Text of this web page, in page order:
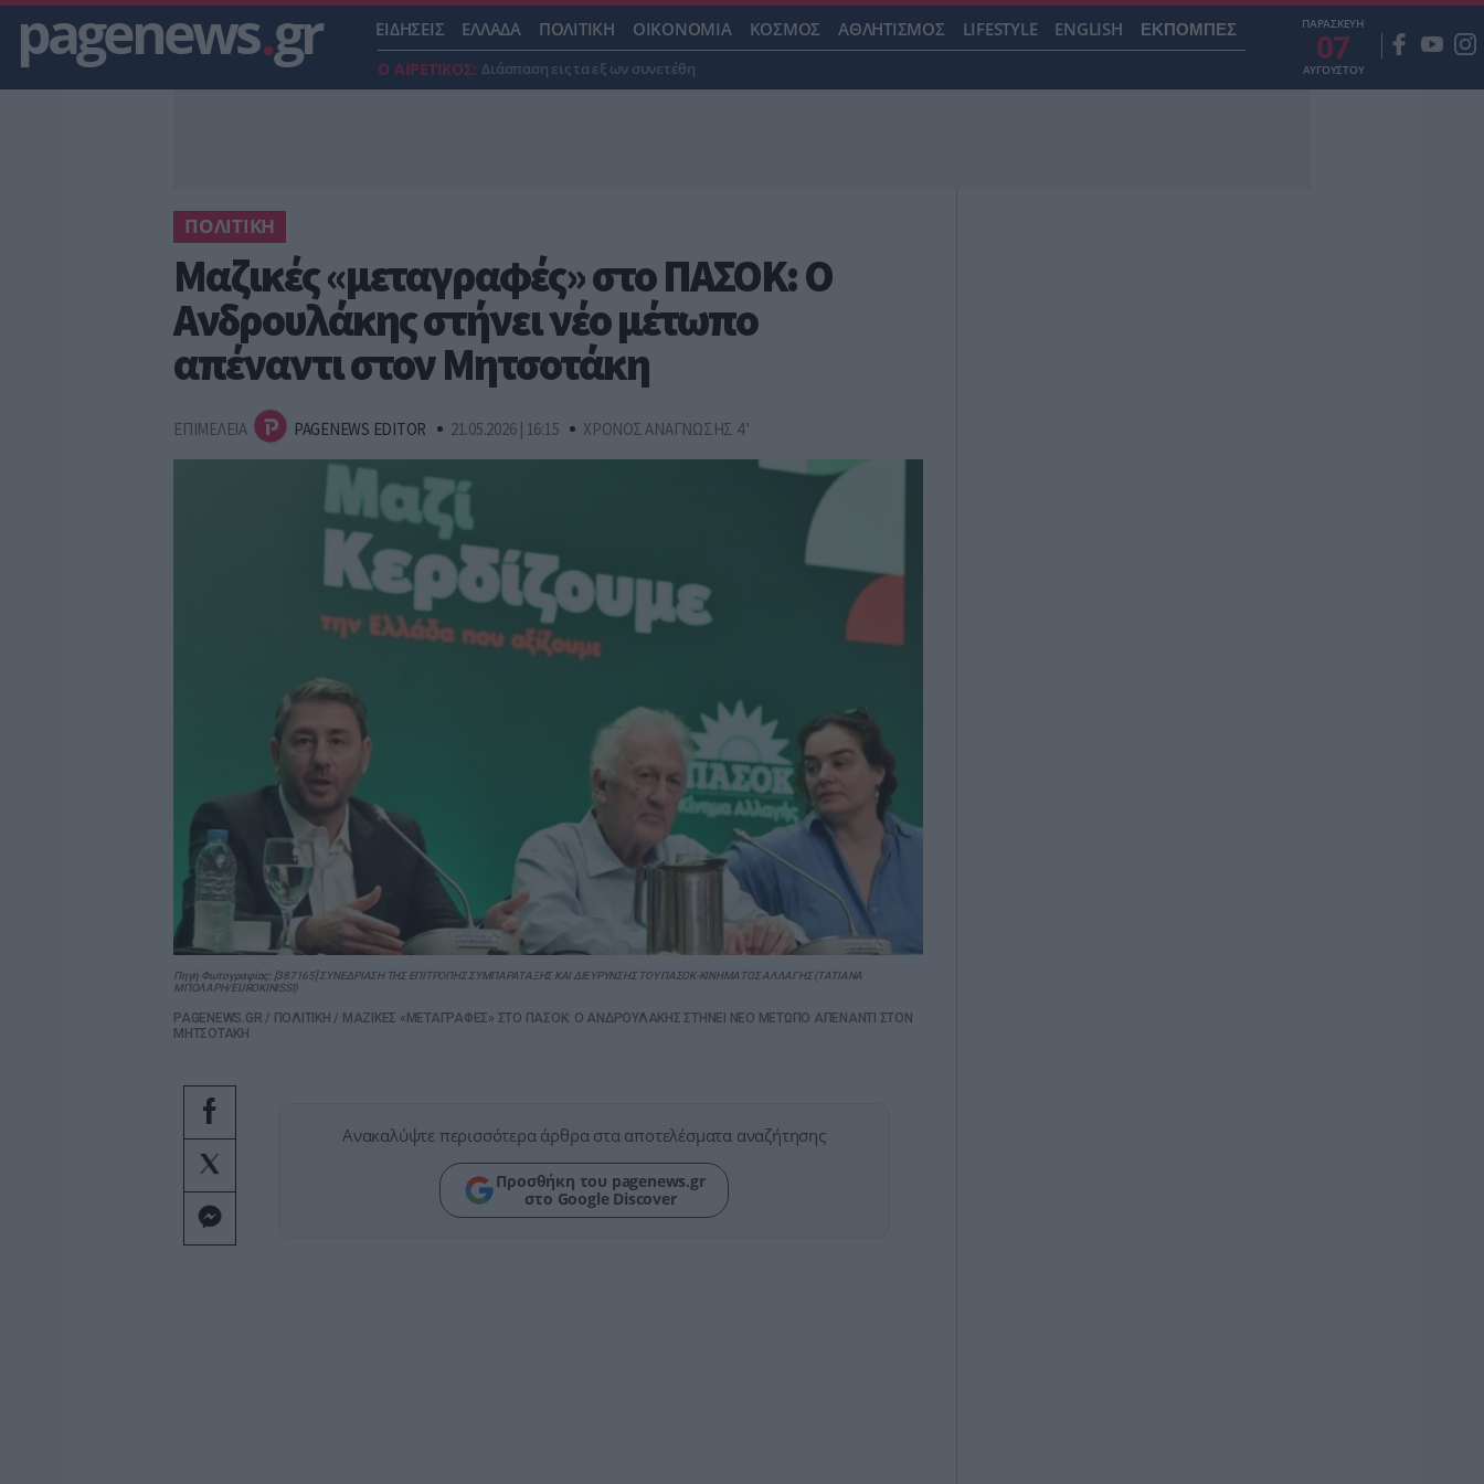
pagenews.gr ΕΙΔΗΣΕΙΣ ΕΛΛΑΔΑ ΠΟΛΙΤΙΚΗ ΟΙΚΟΝΟΜΙΑ ΚΟΣΜΟΣ ΑΘΛΗΤΙΣΜΟΣ LIFESTYLE ENGLISH ΕΚΠΟΜΠΕΣ
Ο ΑΙΡΕΤΙΚΟΣ: Διάσπαση εις τα εξ ων συνετέθη
ΠΑΡΑΣΚΕΥΗ
07
ΑΥΓΟΥΣΤΟΥ
ΠΟΛΙΤΙΚΗ
Μαζικές «μεταγραφές» στο ΠΑΣΟΚ: Ο
Ανδρουλάκης στήνει νέο μέτωπο
απέναντι στον Μητσοτάκη
ΕΠΙΜΕΛΕΙΑ PAGENEWS EDITOR 21.05.2026 | 16:15 ΧΡΟΝΟΣ ΑΝΑΓΝΩΣΗΣ 4 '
Πηγή Φωτογραφίας: [387165] ΣΥΝΕΔΡΙΑΣΗ ΤΗΣ ΕΠΙΤΡΟΠΗΣ ΣΥΜΠΑΡΑΤΑΞΗΣ ΚΑΙ ΔΙΕΥΡΥΝΣΗΣ ΤΟΥ ΠΑΣΟΚ-ΚΙΝΗΜΑΤΟΣ ΑΛΛΑΓΗΣ (ΤΑΤΙΑΝΑ
ΜΠΟΛΑΡΗ/EUROKINISSI)
PAGENEWS.GR / ΠΟΛΙΤΙΚΗ / ΜΑΖΙΚΕΣ «ΜΕΤΑΓΡΑΦΕΣ» ΣΤΟ ΠΑΣΟΚ: Ο ΑΝΔΡΟΥΛΑΚΗΣ ΣΤΗΝΕΙ ΝΕΟ ΜΕΤΩΠΟ ΑΠΕΝΑΝΤΙ ΣΤΟΝ
ΜΗΤΣΟΤΑΚΗ
Ανακαλύψτε περισσότερα άρθρα στα αποτελέσματα αναζήτησης
Προσθήκη του pagenews.gr
στο Google Discover